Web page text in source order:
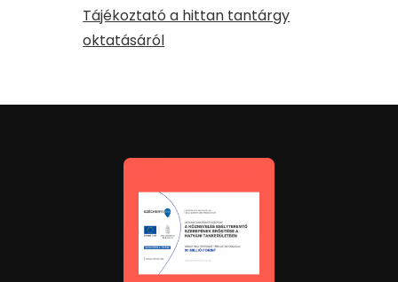
Tájékoztató a hittan tantárgy
oktatásáról